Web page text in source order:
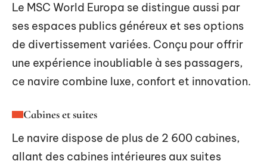
Le MSC World Europa se distingue aussi par
ses espaces publics généreux et ses options
de divertissement variées. Conçu pour offrir
une expérience inoubliable à ses passagers,
ce navire combine luxe, confort et innovation.
Cabines et suites
Le navire dispose de plus de 2 600 cabines,
allant des cabines intérieures aux suites